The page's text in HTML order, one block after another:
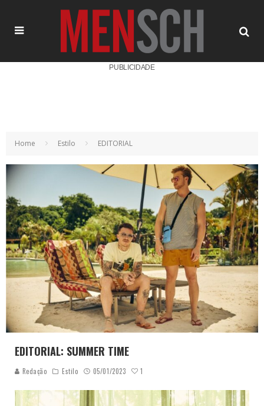
PUBLICIDADE
Home Estilo EDITORIAL
EDITORIAL: SUMMER TIME
Redação Estilo 05/01/2023 1